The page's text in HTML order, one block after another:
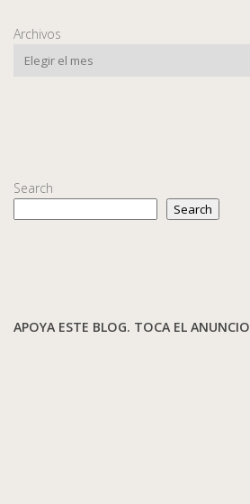
Archivos
Search
Search
APOYA ESTE BLOG. TOCA EL ANUNCIO